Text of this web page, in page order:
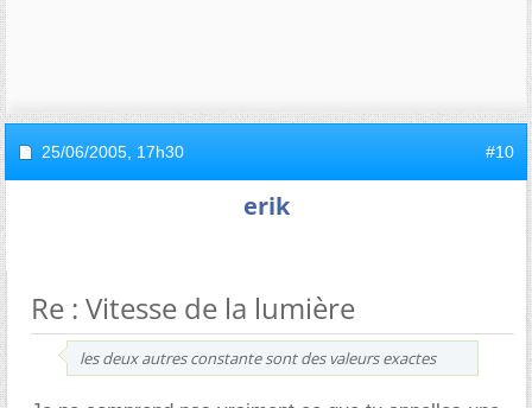
25/06/2005, 17h30 #10
erik
Re : Vitesse de la lumière
les deux autres constante sont des valeurs exactes